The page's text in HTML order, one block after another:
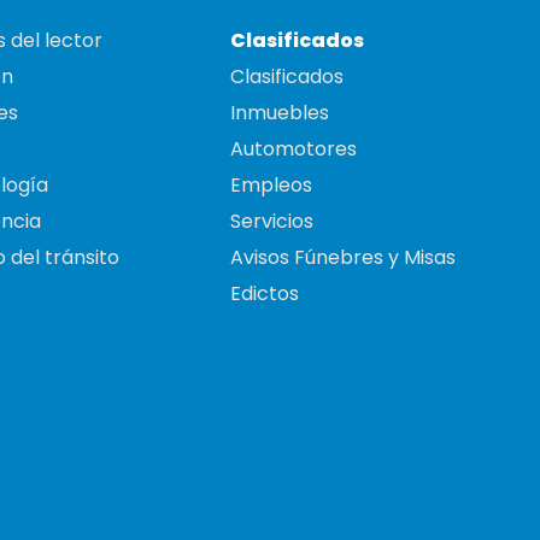
del lector
del tránsito
Clasificados
Clasificados
Inmuebles
Automotores
Empleos
Servicios
Avisos Fúnebres y Misas
Edictos